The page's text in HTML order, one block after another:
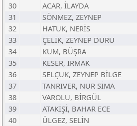
30
ACAR, İLAYDA
31
SÖNMEZ, ZEYNEP
32
HATUK, NERİS
33
ÇELİK, ZEYNEP DURU
34
KUM, BÜŞRA
35
KESER, IRMAK
36
SELÇUK, ZEYNEP BİLGE
37
TANRIVER, NUR SİMA
38
VAROLU, BİRGÜL
39
ATAKİŞİ, BAHAR ECE
40
ÜLGEZ, SELİN